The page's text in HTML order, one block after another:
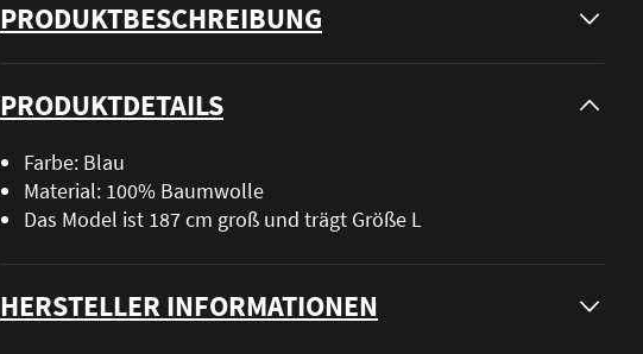
PRODUKTBESCHREIBUNG
PRODUKTDETAILS
Farbe: Blau
Material: 100% Baumwolle
Das Model ist 187 cm groß und trägt Größe L
HERSTELLER INFORMATIONEN